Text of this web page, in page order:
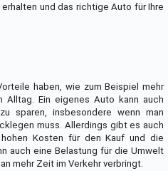
und das richtige Auto für Ihre
haben, wie zum Beispiel mehr
Alltag. Ein eigenes Auto kann auch
sparen, insbesondere wenn man
muss. Allerdings gibt es auch
Kosten für den Kauf und die
auch eine Belastung für die Umwelt
mehr Zeit im Verkehr verbringt.